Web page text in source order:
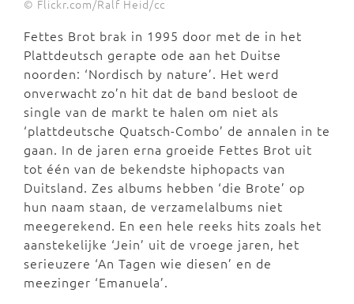
© Flickr.com/Ralf Heid/cc
Fettes Brot brak in 1995 door met de in het
Plattdeutsch gerapte ode aan het Duitse
noorden: ‘Nordisch by nature’. Het werd
onverwacht zo’n hit dat de band besloot de
single van de markt te halen om niet als
‘plattdeutsche Quatsch-Combo’ de annalen in te
gaan. In de jaren erna groeide Fettes Brot uit
tot één van de bekendste hiphopacts van
Duitsland. Zes albums hebben ‘die Brote’ op
hun naam staan, de verzamelalbums niet
meegerekend. En een hele reeks hits zoals het
aanstekelijke ‘Jein’ uit de vroege jaren, het
serieuzere ‘An Tagen wie diesen’ en de
meezinger ‘Emanuela’.